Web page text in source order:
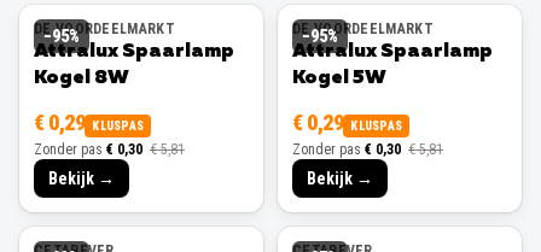
−95%
DE VOORDEELMARKT
Attralux Spaarlamp
Kogel 8W
€ 0,29 KLUSPAS
Zonder pas € 0,30 € 5,81
Bekijk →
−95%
DE VOORDEELMARKT
Attralux Spaarlamp
Kogel 5W
€ 0,29 KLUSPAS
Zonder pas € 0,30 € 5,81
Bekijk →